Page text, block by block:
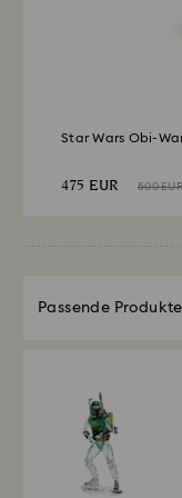
dauern, bis die
Star Wars Obi-
475 EUR 500 EUR
Passende Produkte